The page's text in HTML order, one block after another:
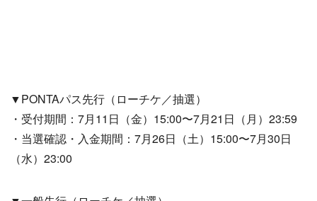
▼PONTAパス先行（ローチケ／抽選）
・受付期間：7月11日（金）15:00〜7月21日（月）23:59
・当選確認・入金期間：7月26日（土）15:00〜7月30日
（水）23:00